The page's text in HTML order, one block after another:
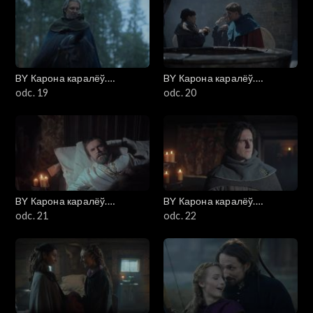
BY Карона каралёў.
Ягелоны (Korona królów.
odc. 19
BY Карона каралёў.
Ягелоны (Korona królów.
odc. 20
BY Карона каралёў.
Ягелоны (Korona królów.
odc. 21
BY Карона каралёў.
Ягелоны (Korona królów.
odc. 22